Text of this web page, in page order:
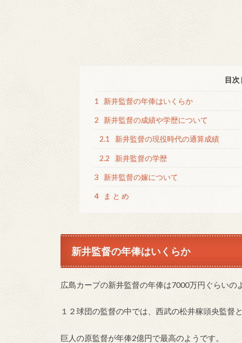
目次
1 新井監督の年俸はいくらか
2 新井監督の成績や学歴について
2.1 新井監督の現役時代の通算成績
2.2 新井監督の学歴
3 新井監督の嫁について
4 ま と め
新井監督の年俸はいくらか
広島カープの新井監督の年俸は7000万円ぐらいの
１２球団の監督の中では、西武の松井稼頭央監督
巨人の原監督が年俸2億円で最高のようです。